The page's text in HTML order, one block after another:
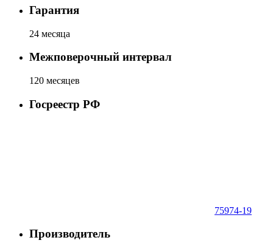
Гарантия
24 месяца
Межповерочный интервал
120 месяцев
Госреестр РФ
75974-19
Производитель